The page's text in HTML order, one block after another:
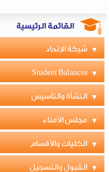
شركة الإتحاد
Student Balances
النشأة والتأسيس
مجلس الأمناء
الكليات والأقسام
القبول والتسجيل